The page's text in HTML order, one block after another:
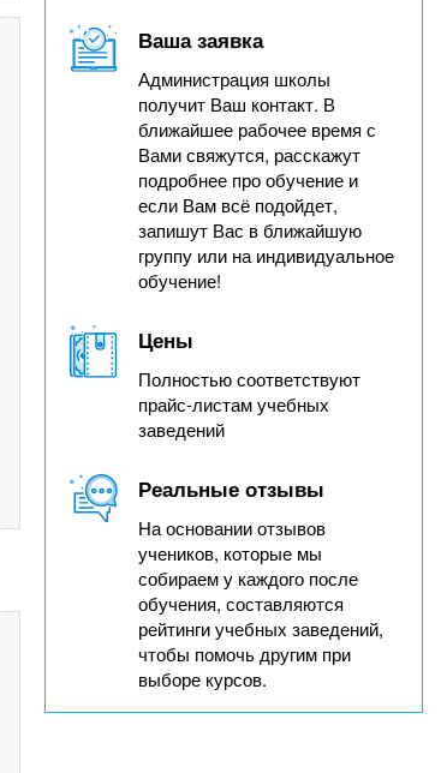
Ваша заявка
Администрация школы
получит Ваш контакт. В
ближайшее рабочее время с
Вами свяжутся, расскажут
подробнее про обучение и
если Вам всё подойдет,
запишут Вас в ближайшую
группу или на индивидуальное
обучение!
Цены
Полностью соответствуют
прайс-листам учебных
заведений
Реальные отзывы
На основании отзывов
учеников, которые мы
собираем у каждого после
обучения, составляются
рейтинги учебных заведений,
чтобы помочь другим при
выборе курсов.